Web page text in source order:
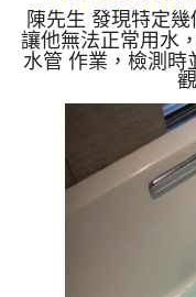
陳先生 發現特定
讓他無法正常用水
水管 作業，檢測時
管清洗機，灌入
分，開啟 水管清洗
管並無反應，好一
就通了，如下圖及
常了，陳先生能正
化，會產生鐵鏽跟
色，地下水含有氧
出